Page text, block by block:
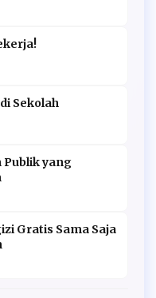
Sekolah
Publik yang
Gratis Sama Saja